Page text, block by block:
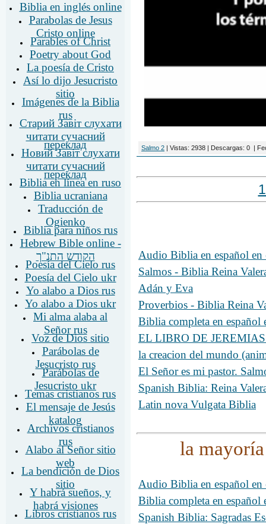
Biblia en inglés online
Parabolas de Jesus
Cristo online
Parables of Christ
Poetry about God
La poesía de Cristo
Así lo dijo Jesucristo
sitio
Imágenes de la Biblia
rus
Старий Завіт слухати
читати сучасний
переклад
Новий Завіт слухати
читати сучасний
переклад
Biblia en línea en ruso
Biblia ucraniana
Traducción de
Ogienko
Biblia para niños rus
Hebrew Bible online -
הקודש התנ"ך
Poesía del Cielo rus
Poesía del Cielo ukr
Yo alabo a Dios rus
Yo alabo a Dios ukr
Mi alma alaba al
Señor rus
Voz de Dios sitio
Parábolas de
Jesucristo rus
Parábolas de
Jesucristo ukr
Temas cristianos rus
El mensaje de Jesús
katalog
Archivos cristianos
rus
Alabo al Señor sitio
web
La bendición de Dios
sitio
Y habrá sueños, y
habrá visiones
Libros cristianos rus
Salmo 2 | Vistas: 2938 | Descargas: 0 |
Audio Biblia en español en
Salmos - Biblia Reina
Adán y Eva
Proverbios - Biblia Reina
Biblia completa en
EL LIBRO DE JEREMIAS
la creacion del mundo
El Señor es mi pastor.
Spanish Biblia: Reina
Latin nova Vulgata Biblia
la
Audio Biblia en español en
Biblia completa en
Spanish Biblia: Sagradas